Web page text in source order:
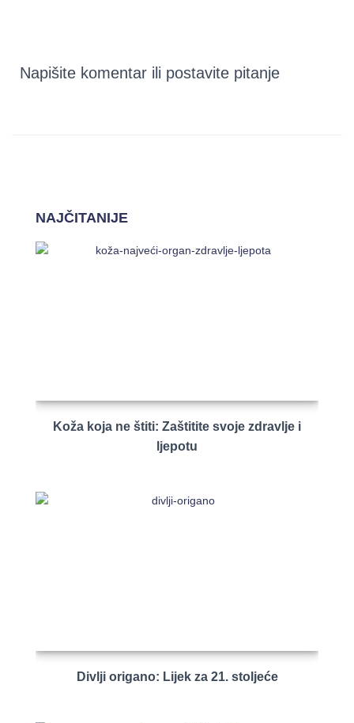
Napišite komentar ili postavite pitanje
NAJČITANIJE
Koža koja ne štiti: Zaštitite svoje zdravlje i
ljepotu
Divlji origano: Lijek za 21. stoljeće